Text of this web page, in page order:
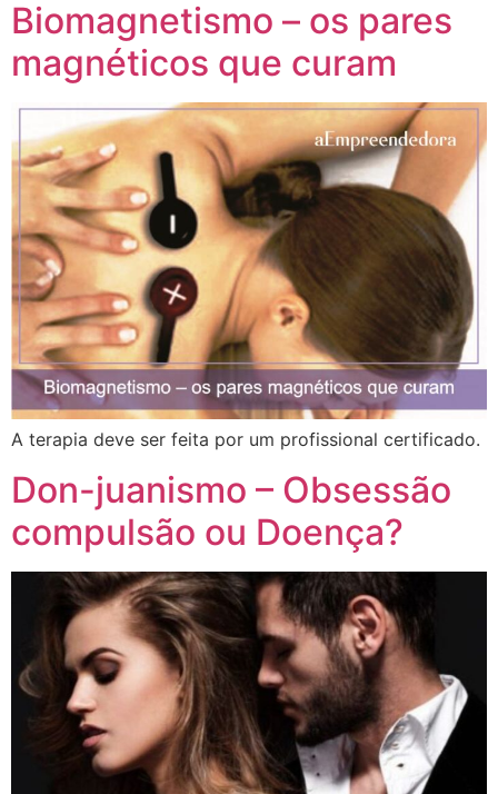
Biomagnetismo – os pares
magnéticos que curam
A terapia deve ser feita por um profissional certificado.
Don-juanismo – Obsessão
compulsão ou Doença?